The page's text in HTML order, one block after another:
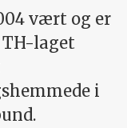
vært og er
laget
i